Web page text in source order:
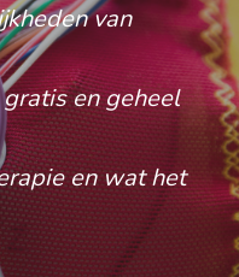
van
en geheel
en wat het